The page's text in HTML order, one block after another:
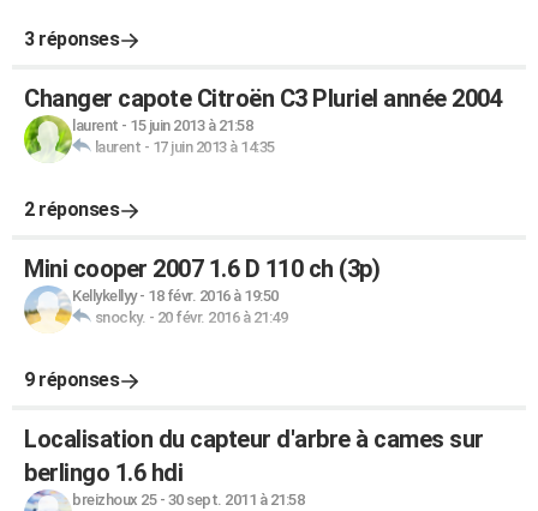
3 réponses
Changer capote Citroën C3 Pluriel année 2004
laurent - 15 juin 2013 à 21:58
laurent - 17 juin 2013 à 14:35
2 réponses
Mini cooper 2007 1.6 D 110 ch (3p)
Kellykellyy- 18 févr. 2016 à 19:50
snocky. - 20 févr. 2016 à 21:49
9 réponses
Localisation du capteur d'arbre à cames sur
berlingo 1.6 hdi
breizhoux 25- 30 sept. 2011 à 21:58